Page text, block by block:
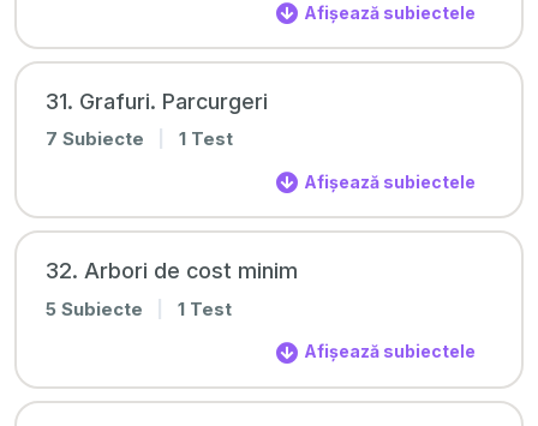
Afișează subiectele
31. Grafuri. Parcurgeri
7 Subiecte 1 Test
Afișează subiectele
32. Arbori de cost minim
5 Subiecte 1 Test
Afișează subiectele